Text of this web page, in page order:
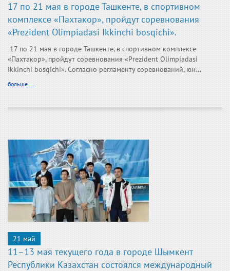
17 по 21 мая в городе Ташкенте, в спортивном
комплексе «Пахтакор», пройдут соревнования
«Prezident Olimpiadasi Ikkinchi bosqichi».
17 по 21 мая в городе Ташкенте, в спортивном комплексе
«Пахтакор», пройдут соревнования «Prezident Olimpiadasi
Ikkinchi bosqichi». Согласно регламенту соревнований, юн...
больше ...
21 май
11–13 мая текущего года в городе Шымкент
Республики Казахстан состоялся международный